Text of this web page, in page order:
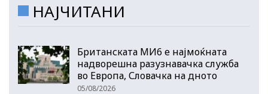
НАЈЧИТАНИ
Британската МИ6 е најмоќната
надворешна разузнавачка служба
во Европа, Словачка на дното
05/08/2026